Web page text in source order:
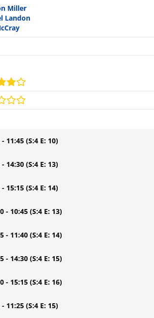
Miller
Landon
11:45 (S:4 E: 10)
14:30 (S:4 E: 13)
15:15 (S:4 E: 14)
- 10:45 (S:4 E: 13)
- 11:40 (S:4 E: 14)
- 14:30 (S:4 E: 15)
- 15:15 (S:4 E: 16)
11:25 (S:4 E: 15)